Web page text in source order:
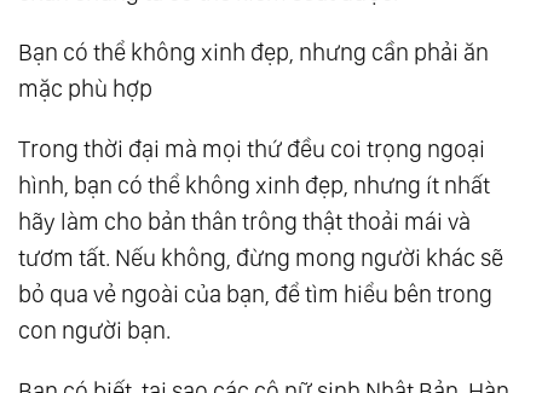
101. 2 Câu Chuyện Về Lòng Tốt Chứng Minh
Rằng, Làm Việc Thiện Thì Không Cần Người
121.Khi Bạn Quên Mất Mình Thật Sự Mạnh Mẽ
Thế Nào, Hãy Ghi Nhớ Những Điều Này
141.Học Người Xưa Cách Nói Chuyện Để Thu
Phục Lòng Người
161. Làm Người, Ngốc Một Chút Mới Là Hạnh
Phúc, Thông Minh Quá Chỉ Mệt Mỏi Thân
Bạn có thể không xinh đẹp, nhưng cần phải ăn
mặc phù hợp
Trong thời đại mà mọi thứ đều coi trọng ngoại
hình, bạn có thể không xinh đẹp, nhưng ít nhất
hãy làm cho bản thân trông thật thoải mái và
tươm tất. Nếu không, đừng mong người khác sẽ
bỏ qua vẻ ngoài của bạn, để tìm hiểu bên trong
con người bạn.